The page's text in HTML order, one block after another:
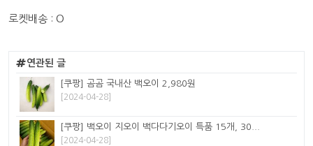
로켓배송 : O
연관된 글
[쿠팡] 곰곰 국내산 백오이 2,980원
[2024-04-28]
[쿠팡] 백오이 지오이 백다다기오이 특품 15개, 30...
[2024-04-28]